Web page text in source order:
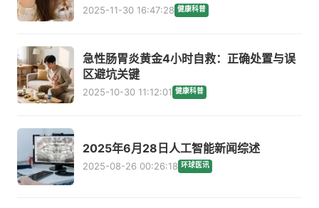
2025-11-30 16:47:28 健康科普
急性肠胃炎黄金4小时自救：正确处置与误
区避坑关键
2025-10-30 11:12:01 健康科普
2025年6月28日人工智能新闻综述
2025-08-26 00:26:18 环球医讯